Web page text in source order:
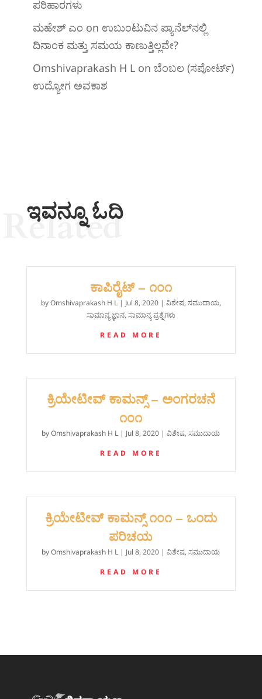
ಪರಿಹಾರಗಳು
ಮಹೇಶ್ ಎಂ on ಉಬುಂಟುವಿನ ಪ್ಯಾನೆಲ್‌ನಲ್ಲಿ
ದಿನಾಂಕ ಮತ್ತು ಸಮಯ ಕಾಣುತ್ತಿಲ್ಲವೇ?
Omshivaprakash H Lon ಬೆಂಬಲ (ಸಪೋರ್ಟ್)
ಉದ್ಯೋಗ ಅವಕಾಶ
ಇವನ್ನೂ ಓದಿ
Related
ಕಾಪಿರೈಟ್ – ೧೦೧
byOmshivaprakash H L| Jul 8, 2020| ವಿಶೇಷ, ಸಮುದಾಯ,
ಸಾಮಾನ್ಯ ಜ್ಞಾನ, ಸಾಮಾನ್ಯ ಪ್ರಶ್ನೆಗಳು
READ MORE
ಕ್ರಿಯೇಟೀವ್ ಕಾಮನ್ಸ್ – ಅಂಗರಚನೆ
೧೦೧
byOmshivaprakash H L | Jul 8, 2020 |ವಿಶೇಷ,ಸಮುದಾಯ
READ MORE
‍ಕ್ರಿಯೇಟೀವ್ ಕಾಮನ್ಸ್ ೧೦೧‌ – ಒಂದು
ಪರಿಚಯ
byOmshivaprakash H L | Jul 8, 2020 |ವಿಶೇಷ,ಸಮುದಾಯ
READ MORE